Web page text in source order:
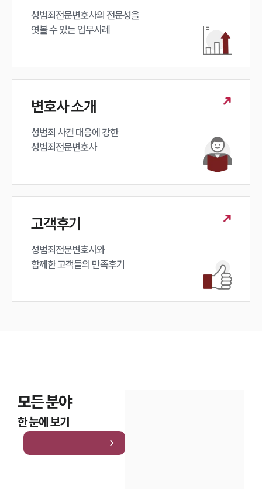
성범죄전문변호사의 전문성을
엿볼 수 있는 업무사례
변호사 소개
성범죄 사건 대응에 강한
성범죄전문변호사
고객후기
성범죄전문변호사와
함께한 고객들의 만족후기
모든 분야
한 눈에 보기